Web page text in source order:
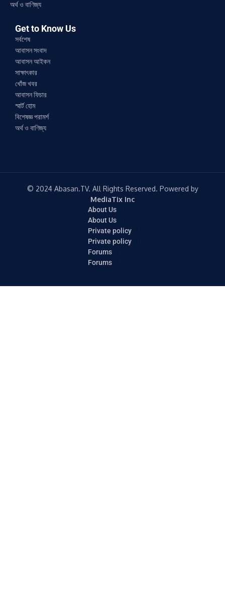
অর্থ ও বাণিজ্য
Get to Know Us
সর্বশেষ
আবাসন সংবাদ
আবাসন আইকন
সাক্ষাৎকার
খোঁজ খবর
আবাসন ফিচার
স্মার্ট হোম
বিশেষজ্ঞ পরামর্শ
অর্থ ও বাণিজ্য
© 2024 Abasan.TV. All Rights Reserved. Powered by
MediaTix Inc
About Us
About Us
Private policy
Private policy
Forums
Forums